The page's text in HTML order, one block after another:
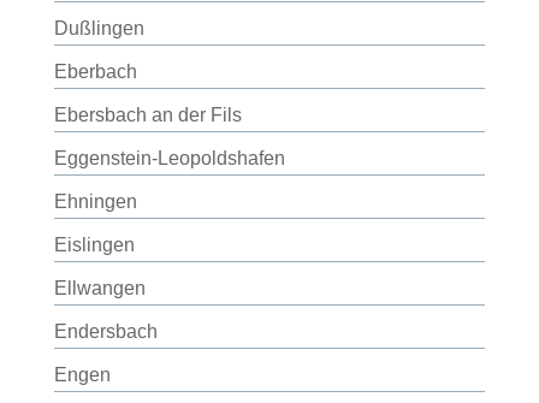
Dußlingen
Eberbach
Ebersbach an der Fils
Eggenstein-Leopoldshafen
Ehningen
Eislingen
Ellwangen
Endersbach
Engen